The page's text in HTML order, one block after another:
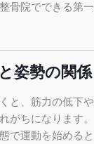
骨院でできる第
姿勢の関係
と、筋力の低下
がちになります。
で運動を始める